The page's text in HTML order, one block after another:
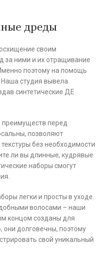
дреды
своим
за ними и их отращивание
поэтому на помощь
Наша студия вывела
синтетические ДЕ
перед
позволяют
без необходимости
ли вы длинные, кудрявые
наборы смогут
легки и просты в уходе.
волосами – наши
концом созданы для
они долговечны, поэтому
свой уникальный